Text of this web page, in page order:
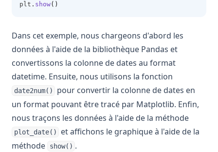
plt . show()
Dans cet exemple, nous chargeons d'abord les
données à l'aide de la bibliothèque Pandas et
convertissons la colonne de dates au format
datetime. Ensuite, nous utilisons la fonction
date2num()
pour convertir la colonne de dates en
un format pouvant être tracé par Matplotlib. Enfin,
nous traçons les données à l'aide de la méthode
plot_date()
et affichons le graphique à l'aide de la
méthode
show() .